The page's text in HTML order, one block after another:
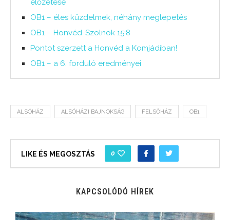
előzetese
OB1 – éles küzdelmek, néhány meglepetés
OB1 – Honvéd-Szolnok 15:8
Pontot szerzett a Honvéd a Komjádiban!
OB1 – a 6. forduló eredményei
ALSÓHÁZ ALSÓHÁZI BAJNOKSÁG FELSŐHÁZ OB1
LIKE ÉS MEGOSZTÁS 0
KAPCSOLÓDÓ HÍREK